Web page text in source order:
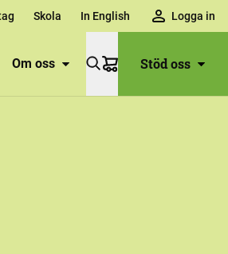
Skola In English Logga in
Om oss
VarukorgStöd oss